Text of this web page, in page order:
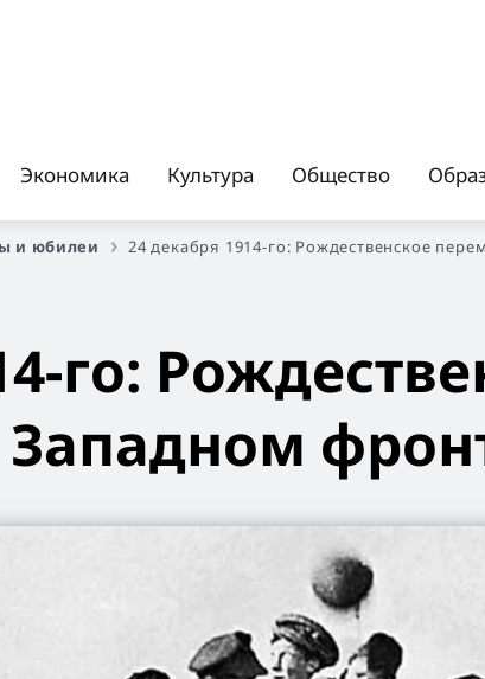
Экономика Культура Общество
и юбилеи 24 декабря 1914-го: Рождественское
го: